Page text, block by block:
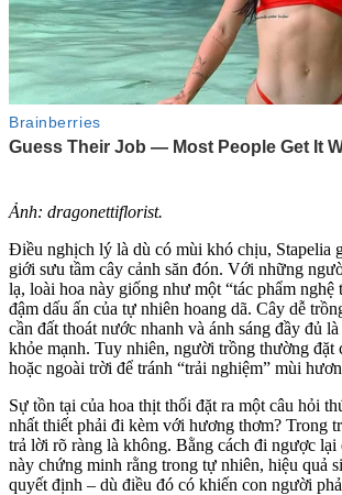
Ảnh: dragonettiflorist.
Điều nghịch lý là dù có mùi khó chịu, Stapelia
giới sưu tầm cây cảnh săn đón. Với những
lạ, loài hoa này giống như một “tác phẩm nghệ
đậm dấu ấn của tự nhiên hoang dã. Cây dễ
cần đất thoát nước nhanh và ánh sáng đầy đủ
khỏe mạnh. Tuy nhiên, người trồng thường đặt
hoặc ngoài trời để tránh “trải nghiệm” mùi
Sự tồn tại của hoa thịt thối đặt ra một câu hỏi
nhất thiết phải đi kèm với hương thơm? Trong
trả lời rõ ràng là không. Bằng cách đi ngược lại
này chứng minh rằng trong tự nhiên, hiệu quả
quyết định – dù điều đó có khiến con người